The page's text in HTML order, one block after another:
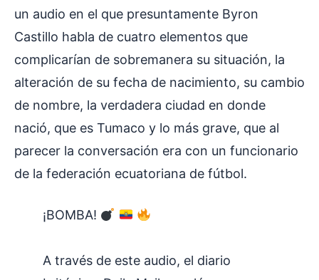
un audio en el que presuntamente Byron
Castillo habla de cuatro elementos que
complicarían de sobremanera su situación, la
alteración de su fecha de nacimiento, su cambio
de nombre, la verdadera ciudad en donde
nació, que es Tumaco y lo más grave, que al
parecer la conversación era con un funcionario
de la federación ecuatoriana de fútbol.
¡BOMBA!
A través de este audio, el diario